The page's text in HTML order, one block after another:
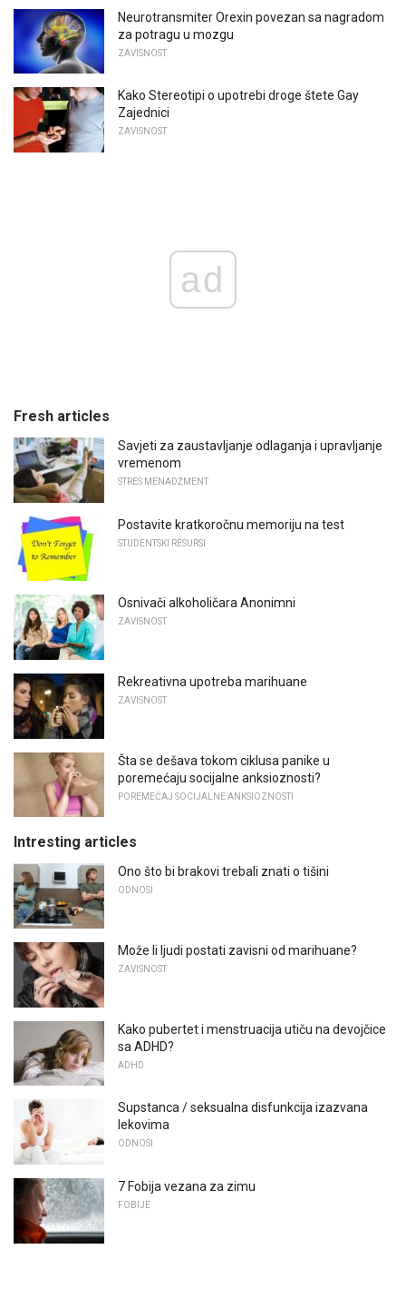
Neurotransmiter Orexin povezan sa nagradom
za potragu u mozgu
ZAVISNOST
Kako Stereotipi o upotrebi droge štete Gay
Zajednici
ZAVISNOST
ad
Fresh articles
Savjeti za zaustavljanje odlaganja i upravljanje
vremenom
STRES MENADŽMENT
Postavite kratkoročnu memoriju na test
STUDENTSKI RESURSI
Osnivači alkoholičara Anonimni
ZAVISNOST
Rekreativna upotreba marihuane
ZAVISNOST
Šta se dešava tokom ciklusa panike u
poremećaju socijalne anksioznosti?
POREMEĆAJ SOCIJALNE ANKSIOZNOSTI
Intresting articles
Ono što bi brakovi trebali znati o tišini
ODNOSI
Može li ljudi postati zavisni od marihuane?
ZAVISNOST
Kako pubertet i menstruacija utiču na devojčice
sa ADHD?
ADHD
Supstanca / seksualna disfunkcija izazvana
lekovima
ODNOSI
7 Fobija vezana za zimu
FOBIJE